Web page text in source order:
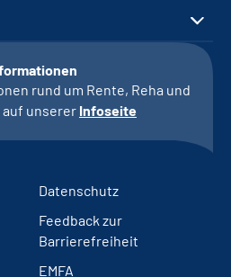
rund um Rente, Reha und
auf unserer Infoseite
Datenschutz
Feedback zur
Barrierefreiheit
EMFA